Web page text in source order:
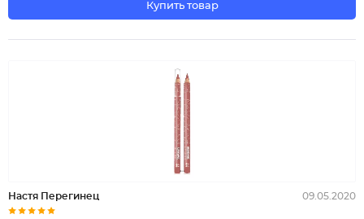
Купить товар
Настя Перегинец 09.05.2020